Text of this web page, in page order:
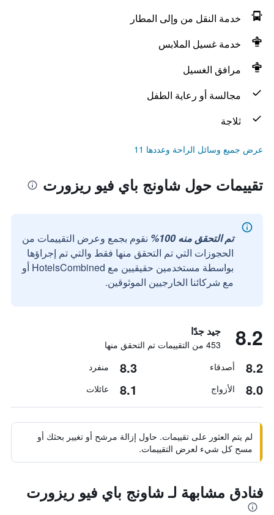
خدمة النقل من وإلى المطار
خدمة غسيل الملابس
مرافق الغسيل
مجالسة أو رعاية الطفل
ثلاجة
عرض جميع وسائل الراحة وعددها 11
تقييمات حول شاونج باي فيو ريزورت
تم التحقق منه 100%
نقوم بجمع وعرض التقييمات من
الحجوزات التي تم التحقق منها فقط والتي تم إجراؤها
بواسطة مستخدمين حقيقيين مع HotelsCombined أو
مع شركائنا الخارجيين الموثوقين.
8.2 جيد جدًا
453 من التقييمات تم التحقق منها
8.2 أصدقاء 8.3 منفرد
8.0 الأزواج 8.1 عائلات
لم يتم العثور على تقييمات. حاول إزالة مرشح أو تغيير بحثك أو
مسح كل شيء لعرض التقييمات.
فنادق مشابهة لـ شاونج باي فيو ريزورت